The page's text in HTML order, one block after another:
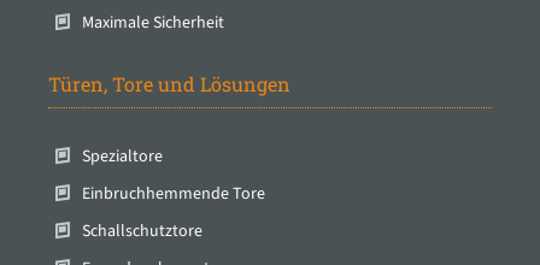
Maximale Sicherheit
Türen, Tore und Lösungen
Spezialtore
Einbruchhemmende Tore
Schallschutztore